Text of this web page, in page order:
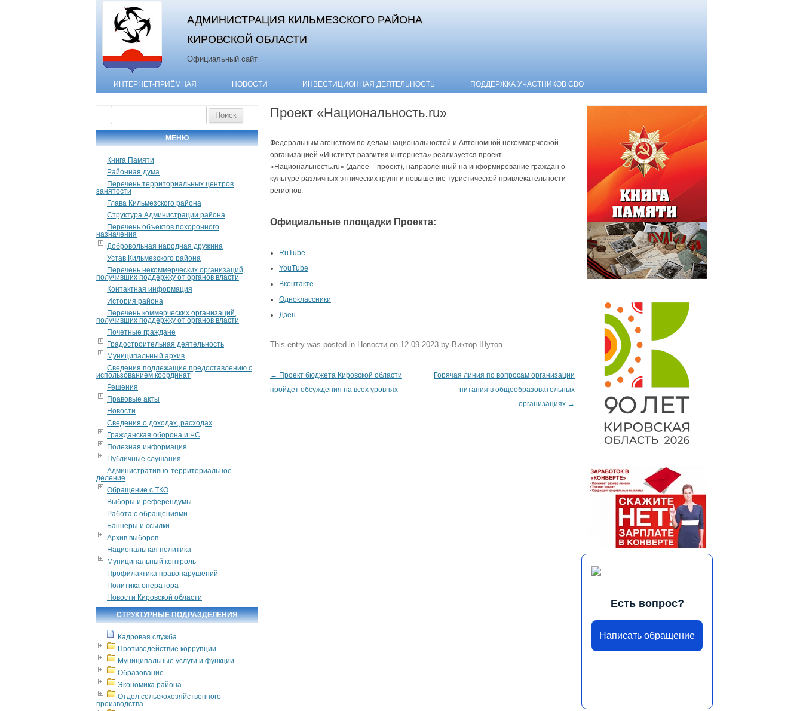
АДМИНИСТРАЦИЯ КИЛЬМЕЗСКОГО РАЙОНА
КИРОВСКОЙ ОБЛАСТИ
Официальный сайт
Skip to content
ИНТЕРНЕТ-ПРИЁМНАЯ НОВОСТИ ИНВЕСТИЦИОННАЯ ДЕЯТЕЛЬНОСТЬ ПОДДЕРЖКА УЧАСТНИКОВ СВО
МЕНЮ
Книга Памяти
Районная дума
Перечень территориальных центров
занятости
Глава Кильмезского района
Структура Администрации района
Перечень объектов похоронного
назначения
Добровольная народная дружина
Устав Кильмезского района
Перечень некоммерческих организаций,
получивших поддержку от органов власти
Контактная информация
История района
Перечень коммерческих организаций,
получивших поддержку от органов власти
Почетные граждане
Градостроительная деятельность
Муниципальный архив
Сведения подлежащие предоставлению с
использованием координат
Решения
Правовые акты
Новости
Сведения о доходах, расходах
Гражданская оборона и ЧС
Полезная информация
Публичные слушания
Административно-территориальное
деление
Обращение с ТКО
Выборы и референдумы
Работа с обращениями
Баннеры и ссылки
Архив выборов
Национальная политика
Муниципальный контроль
Профилактика правонарушений
Политика оператора
Новости Кировской области
СТРУКТУРНЫЕ ПОДРАЗДЕЛЕНИЯ
Кадровая служба
Противодействие коррупции
Муниципальные услуги и функции
Образование
Экономика района
Отдел сельскохозяйственного
производства
Проект «Национальность.ru»
Федеральным агенством по делам национальностей и Автономной некоммерческой
организацией «Институт развития интернета» реализуется проект
«Национальность.ru» (далее – проект), направленный на информирование граждан о
культуре различных этнических групп и повышение туристической привлекательности
регионов.
Официальные площадки Проекта:
RuTube
YouTube
Вконтакте
Одноклассники
Дзен
This entry was posted in Новости on 12.09.2023 by Виктор Шутов
Post navigation
← Проект бюджета Кировской области
пройдет обсуждения на всех уровнях
Горячая линия по вопросам организации
питания в общеобразовательных
организациях →
Есть вопрос?
Написать обращение